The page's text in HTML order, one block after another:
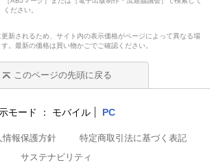
ください。
新されるため、サイト内の表示価格がページによって異なる場
。最新の価格は買い物かごでご確認ください。
このページの先頭に戻る
モード モバイル PC
情報保護方針
特定商取引法に基づく表記
サステナビリティ